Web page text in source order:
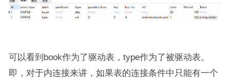
可以看到book作为了驱动表，type作为了被驱动表。
即，对于内连接来讲，如果表的连接条件中只能有一个